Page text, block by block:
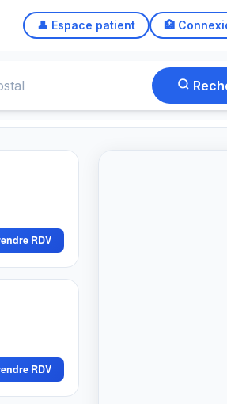
👤 Espace patient 🏥
professionnel/recherche/type.phtml
RDV
RDV